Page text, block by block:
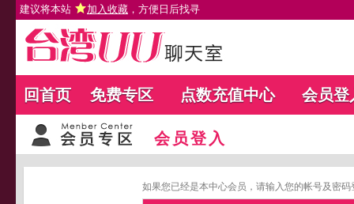
建议将本站 加入收藏 ，方便日后找寻
回首页 免费专区 点数充值中心 会员登
会员登入
如果您已经是本中心会员，请输入您的帐号及密